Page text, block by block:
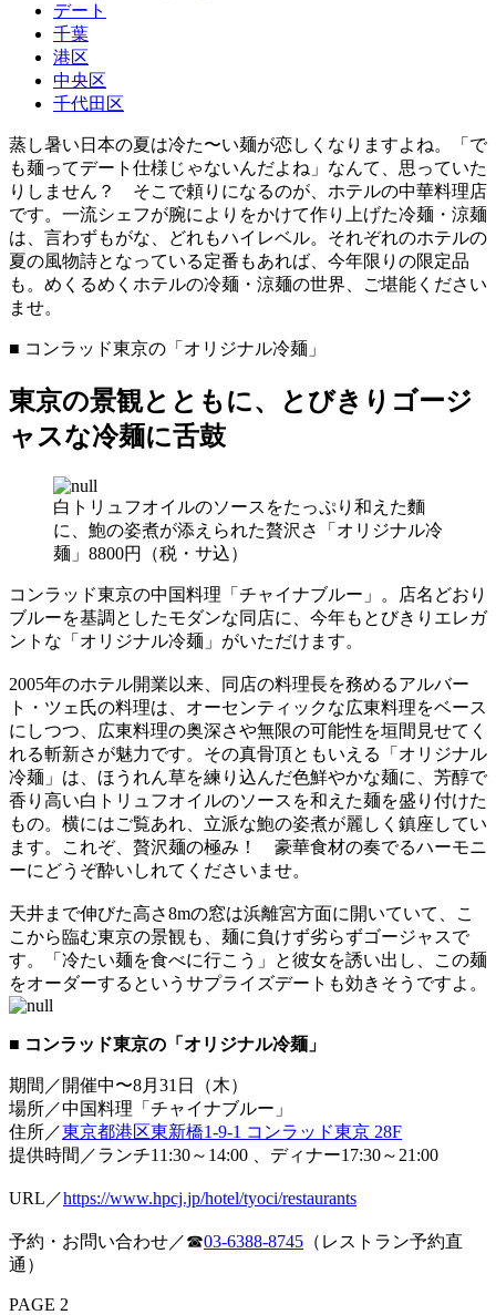
デート
千葉
港区
中央区
千代田区
蒸し暑い日本の夏は冷た〜い麺が恋しくなりますよね。「で
も麺ってデート仕様じゃないんだよね」なんて、思っていた
りしません？ そこで頼りになるのが、ホテルの中華料理店
です。一流シェフが腕によりをかけて作り上げた冷麺・涼麺
は、言わずもがな、どれもハイレベル。それぞれのホテルの
夏の風物詩となっている定番もあれば、今年限りの限定品
も。めくるめくホテルの冷麺・涼麺の世界、ご堪能ください
ませ。
■ コンラッド東京の「オリジナル冷麺」
東京の景観とともに、とびきりゴージ
ャスな冷麺に舌鼓
白トリュフオイルのソースをたっぷり和えた麵
に、鮑の姿煮が添えられた贅沢さ「オリジナル冷
麺」8800円（税・サ込）
コンラッド東京の中国料理「チャイナブルー」。店名どおり
ブルーを基調としたモダンな同店に、今年もとびきりエレガ
ントな「オリジナル冷麺」がいただけます。
2005年のホテル開業以来、同店の料理長を務めるアルバー
ト・ツェ氏の料理は、オーセンティックな広東料理をベース
にしつつ、広東料理の奥深さや無限の可能性を垣間見せてく
れる斬新さが魅力です。その真骨頂ともいえる「オリジナル
冷麺」は、ほうれん草を練り込んだ色鮮やかな麺に、芳醇で
香り高い白トリュフオイルのソースを和えた麺を盛り付けた
もの。横にはご覧あれ、立派な鮑の姿煮が麗しく鎮座してい
ます。これぞ、贅沢麺の極み！ 豪華食材の奏でるハーモニ
ーにどうぞ酔いしれてくださいませ。
天井まで伸びた高さ8mの窓は浜離宮方面に開いていて、こ
こから臨む東京の景観も、麺に負けず劣らずゴージャスで
す。「冷たい麺を食べに行こう」と彼女を誘い出し、この麺
をオーダーするというサプライズデートも効きそうですよ。
■ コンラッド東京の「オリジナル冷麺」
期間／開催中〜8月31日（木）
場所／中国料理「チャイナブルー」
住所／東京都港区東新橋1-9-1 コンラッド東京 28F
提供時間／ランチ11:30～14:00 、ディナー17:30～21:00
URL／https://www.hpcj.jp/hotel/tyoci/restaurants
予約・お問い合わせ／☎03-6388-8745 （レストラン予約直
通）
PAGE 2